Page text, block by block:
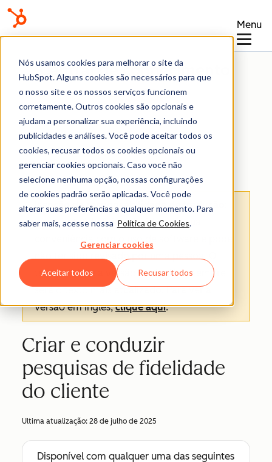
Nós usamos cookies para melhorar o site da
HubSpot. Alguns cookies são necessários para que
o nosso site e os nossos serviços funcionem
corretamente. Outros cookies são opcionais e
ajudam a personalizar sua experiência, incluindo
publicidades e análises. Você pode aceitar todos os
cookies, recusar todos os cookies opcionais ou
gerenciar cookies opcionais. Caso você não
selecione nenhuma opção, nossas configurações
de cookies padrão serão aplicadas. Você pode
alterar suas preferências a qualquer momento. Para
saber mais, acesse nossa Política de Cookies.
Gerenciar cookies
Aceitar todos Recusar todos
Menu
Central de conhecimento
Pesquisas de feedback
Isenção de responsabilidade de tradução
esse conteúdo foi traduzido para sua
conveniência com o uso de software e pode
não ter sido revisado por uma pessoa.
texto oficial é a versão em inglês e sempre
será o texto mais atualizado. Para ver a
versão em inglês,clique aqui.
Criar e conduzir
pesquisas de fidelidade
do cliente
Ultima atualização: 28 de julho de 2025
Disponível com qualquer uma das seguintes